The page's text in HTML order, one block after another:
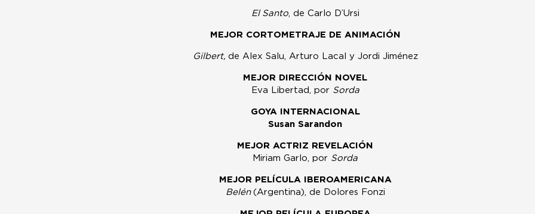
El Santo, de Carlo D’Ursi
MEJOR CORTOMETRAJE DE ANIMACIÓN
Gilbert, de Alex Salu, Arturo Lacal y Jordi Jiménez
MEJOR DIRECCIÓN NOVEL
Eva Libertad, por Sorda
GOYA INTERNACIONAL
Susan Sarandon
MEJOR ACTRIZ REVELACIÓN
Miriam Garlo, por Sorda
MEJOR PELÍCULA IBEROAMERICANA
Belén (Argentina), de Dolores Fonzi